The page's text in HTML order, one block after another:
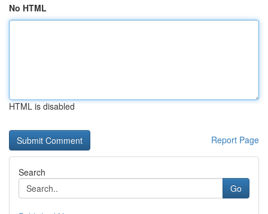
No HTML
HTML is disabled
Report Page
Search
Go